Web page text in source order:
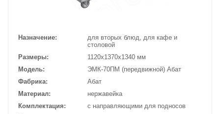
Назначение
для вторых блюд, для кафе и
столовой
Размеры
1120х1370х1340 мм
Модель
ЭМК-70ПМ (передвижной) Абат
Фабрика
Абат
Материал
нержавейка
Комплектация
с направляющими для подносов